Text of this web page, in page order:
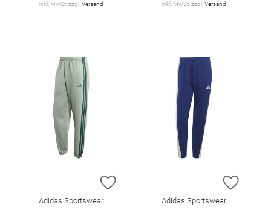
inkl. MwSt. zzgl. Versand inkl. MwSt. zzgl. Versand
ZUR WUNSCHLISTE HINZUFÜGEN
Adidas Sportswear
ZUR
Adidas Sportswear